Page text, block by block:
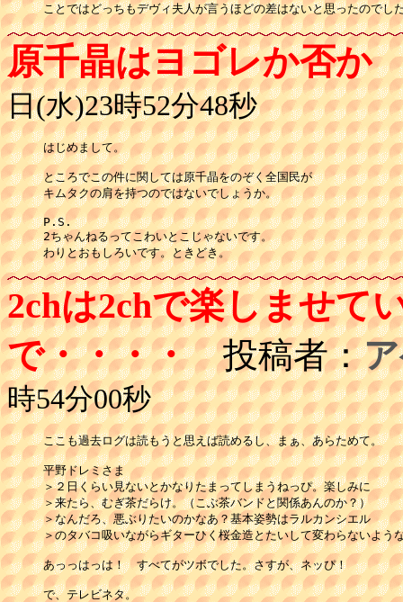
ことではどっちもデヴィ夫人が言うほどの差はないと思ったのでし
原千晶はヨゴレか否か
日(水)23時52分48秒
はじめまして。
ところでこの件に関しては原千晶をのぞく全国民が
キムタクの肩を持つのではないでしょうか。
P.S.
2ちゃんねるってこわいとこじゃないです。
わりとおもしろいです。ときどき。
2chは2chで楽しませて
で・・・・投稿者：
時54分00秒
ここも過去ログは読もうと思えば読めるし、まぁ、あらためて。
平野ドレミさま
＞２日くらい見ないとかなりたまってしまうねっぴ。楽しみに
＞来たら、むぎ茶だらけ。（こぶ茶バンドと関係あんのか？）
＞なんだろ、悪ぶりたいのかなあ？基本姿勢はラルカンシエル
＞のタバコ吸いながらギターひく桜金造とたいして変わらないよう
あっっはっは！　すべてがツボでした。さすが、ネッぴ！
で、テレビネタ。